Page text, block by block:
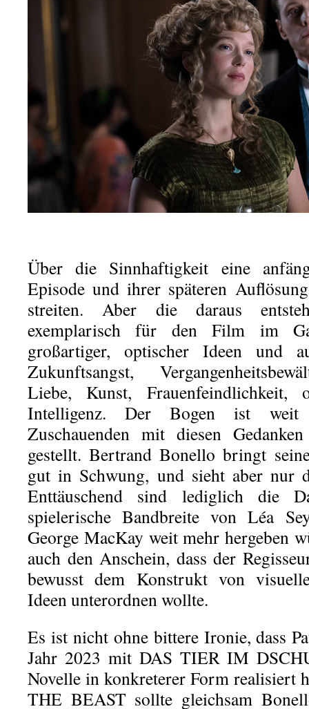
Über die Sinnhaftigkeit eine
Episode und ihrer späteren
streiten. Aber die daraus
exemplarisch für den Film im
großartiger, optischer Ideen und
Zukunftsangst,
Liebe, Kunst, Frauenfeindlichkeit,
Intelligenz. Der Bogen ist weit
Zuschauenden mit diesen
gestellt. Bertrand Bonello bringt
gut in Schwung, und sieht aber nur
Enttäuschend sind lediglich die
spielerische Bandbreite von Léa
George MacKay weit mehr hergeben
auch den Anschein, dass der
bewusst dem Konstrukt von
Ideen unterordnen wollte.
Es ist nicht ohne bittere Ironie, dass
Jahr 2023 mit DAS TIER IM
Novelle in konkreterer Form realisiert
THE BEAST sollte gleichsam